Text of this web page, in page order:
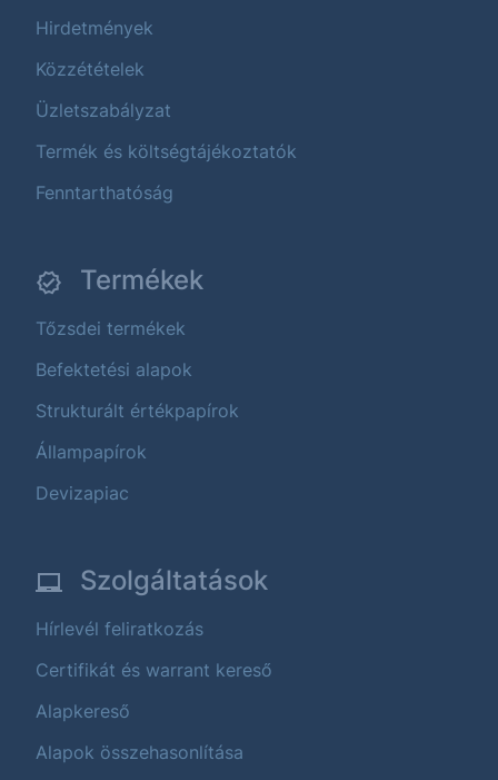
Hirdetmények
Közzétételek
Üzletszabályzat
Termék és költségtájékoztatók
Fenntarthatóság
Termékek
Tőzsdei termékek
Befektetési alapok
Strukturált értékpapírok
Állampapírok
Devizapiac
Szolgáltatások
Hírlevél feliratkozás
Certifikát és warrant kereső
Alapkereső
Alapok összehasonlítása